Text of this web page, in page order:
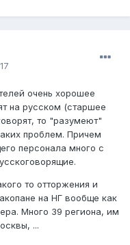
очень хорошее
на русском (старшее
то "разумеют"
проблем. Причем
персонала много с
то отторжения и
на НГ вообще как
Много 39 региона, им
...